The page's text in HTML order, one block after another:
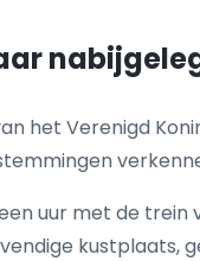
het Verenigd
uur met de trein
kustplaats,